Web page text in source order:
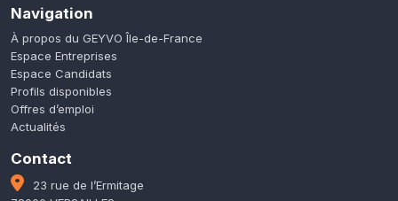
Navigation
À propos du GEYVO Île-de-France
Espace Entreprises
Espace Candidats
Profils disponibles
Offres d’emploi
Actualités
Contact
23 rue de l’Ermitage